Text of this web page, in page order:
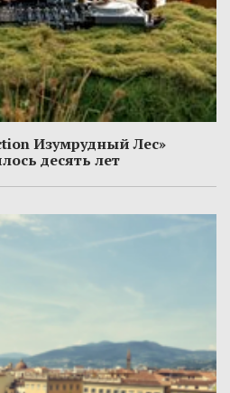
Изумрудный Лес»
десять лет